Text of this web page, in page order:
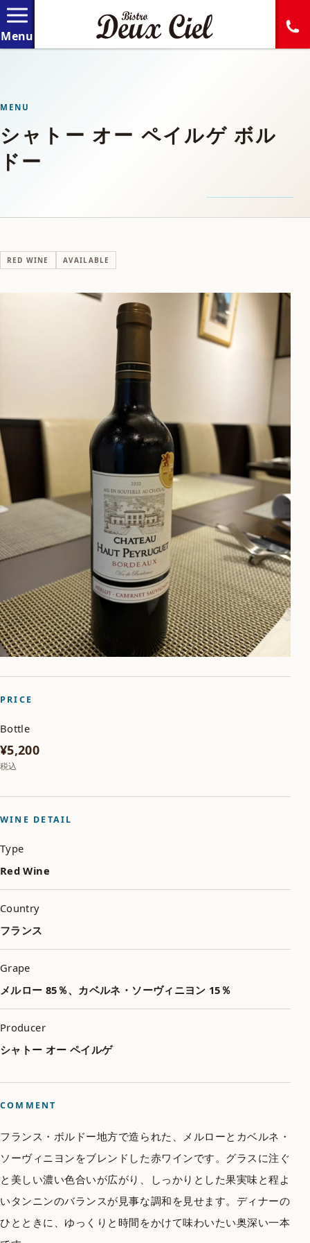
MENU
シャトー オー ペイルゲ ボル
ドー
RED WINE AVAILABLE
PRICE
Bottle
¥5,200
税込
WINE DETAIL
Type
Red Wine
Country
フランス
Grape
メルロー 85％、カベルネ・ソーヴィニヨン 15％
Producer
シャトー オー ペイルゲ
COMMENT
フランス・ボルドー地方で造られた、メルローとカベルネ・
ソーヴィニヨンをブレンドした赤ワインです。グラスに注ぐ
と美しい濃い色合いが広がり、しっかりとした果実味と程よ
いタンニンのバランスが見事な調和を見せます。ディナーの
ひとときに、ゆっくりと時間をかけて味わいたい奥深い一本